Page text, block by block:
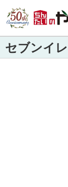
セブンイ